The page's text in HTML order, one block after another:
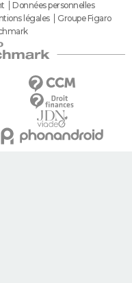
Données personnelles
légales
Groupe Figaro